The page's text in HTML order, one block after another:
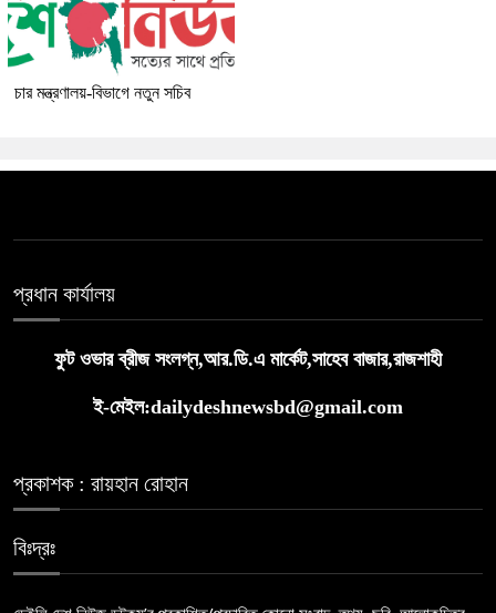
চার মন্ত্রণালয়-বিভাগে নতুন সচিব
প্রধান কার্যালয়
ফুট ওভার ব্রীজ সংলগ্ন,আর.ডি.এ মার্কেট,সাহেব বাজার,রাজশাহী
ই-মেইল:dailydeshnewsbd@gmail.com
প্রকাশক : রায়হান রোহান
বিঃদ্রঃ